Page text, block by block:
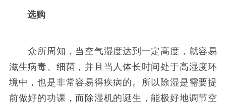
选购
众所周知，当空气湿度达到一定高度，就容易
滋生病毒、细菌，并且当人体长时间处于高湿度环
境中，也是非常容易得疾病的。所以除湿是需要提
前做好的功课，而除湿机的诞生，能极好地调节空